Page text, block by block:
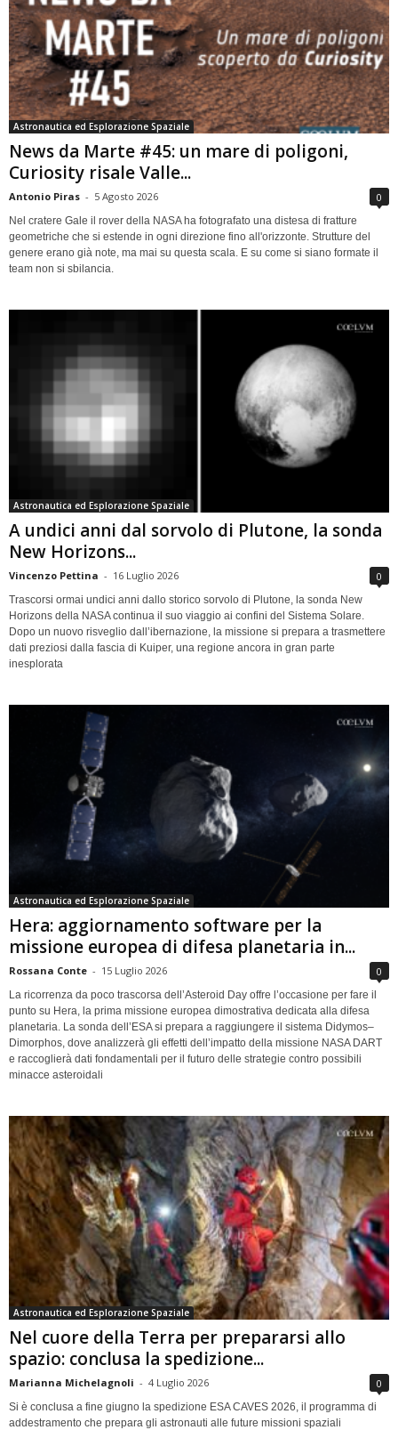
Astronautica ed Esplorazione Spaziale
News da Marte #45: un mare di poligoni,
Curiosity risale Valle...
Antonio Piras - 5 Agosto 2026 0
Nel cratere Gale il rover della NASA ha fotografato una distesa di fratture
geometriche che si estende in ogni direzione fino all'orizzonte. Strutture del
genere erano già note, ma mai su questa scala. E su come si siano formate il
team non si sbilancia.
Astronautica ed Esplorazione Spaziale
A undici anni dal sorvolo di Plutone, la sonda
New Horizons...
Vincenzo Pettina - 16 Luglio 2026 0
Trascorsi ormai undici anni dallo storico sorvolo di Plutone, la sonda New
Horizons della NASA continua il suo viaggio ai confini del Sistema Solare.
Dopo un nuovo risveglio dall’ibernazione, la missione si prepara a trasmettere
dati preziosi dalla fascia di Kuiper, una regione ancora in gran parte
inesplorata
Astronautica ed Esplorazione Spaziale
Hera: aggiornamento software per la
missione europea di difesa planetaria in...
Rossana Conte - 15 Luglio 2026 0
La ricorrenza da poco trascorsa dell’Asteroid Day offre l’occasione per fare il
punto su Hera, la prima missione europea dimostrativa dedicata alla difesa
planetaria. La sonda dell’ESA si prepara a raggiungere il sistema Didymos–
Dimorphos, dove analizzerà gli effetti dell’impatto della missione NASA DART
e raccoglierà dati fondamentali per il futuro delle strategie contro possibili
minacce asteroidali
Astronautica ed Esplorazione Spaziale
Nel cuore della Terra per prepararsi allo
spazio: conclusa la spedizione...
Marianna Michelagnoli - 4 Luglio 2026 0
Si è conclusa a fine giugno la spedizione ESA CAVES 2026, il programma di
addestramento che prepara gli astronauti alle future missioni spaziali